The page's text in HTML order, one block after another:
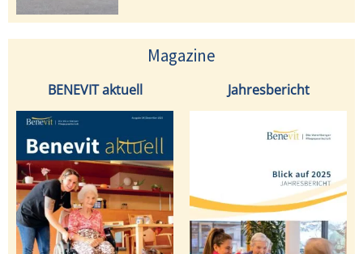
Magazine
BENEVIT aktuell Jahresbericht